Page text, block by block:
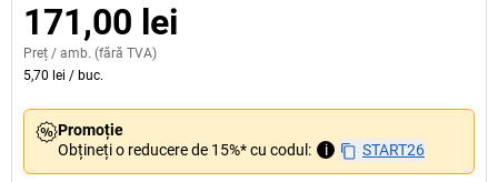
171,00 lei
Preț / amb. (fără TVA)
5,70 lei / buc.
Promoție
Obțineți o reducere de 15%* cu codul:
i START26